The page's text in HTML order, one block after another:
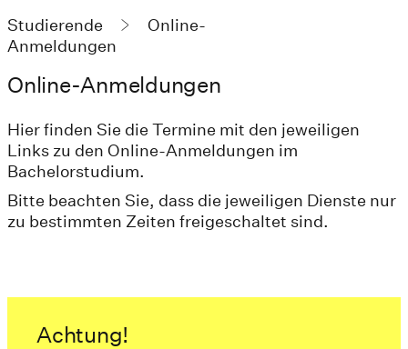
Studierende
Online-
Anmeldungen
Online-Anmeldungen
Hier finden Sie die Termine mit den jeweiligen
Links zu den Online-Anmeldungen im
Bachelorstudium.
Bitte beachten Sie, dass die jeweiligen Dienste nur
zu bestimmten Zeiten freigeschaltet sind.
Achtung!